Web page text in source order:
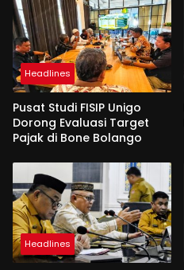
Headlines
Pusat Studi FISIP Unigo
Dorong Evaluasi Target
Pajak di Bone Bolango
Headlines